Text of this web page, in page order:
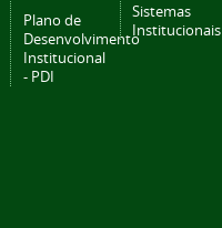
Plano de
Desenvolvimento
Institucional
- PDI
Sistemas
Institucionais